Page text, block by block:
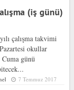
(iş günü)
çalışma takvimi
okullar
Cuma günü
7 Temmuz 2017